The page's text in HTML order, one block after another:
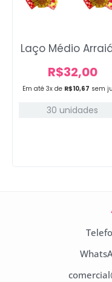
Em até 3x de R$10,67 sem
Laço Médio
R$32,00
30 unidades